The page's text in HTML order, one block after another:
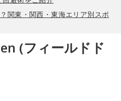
関東・関西・東海エリア別スポ
(フィールドド